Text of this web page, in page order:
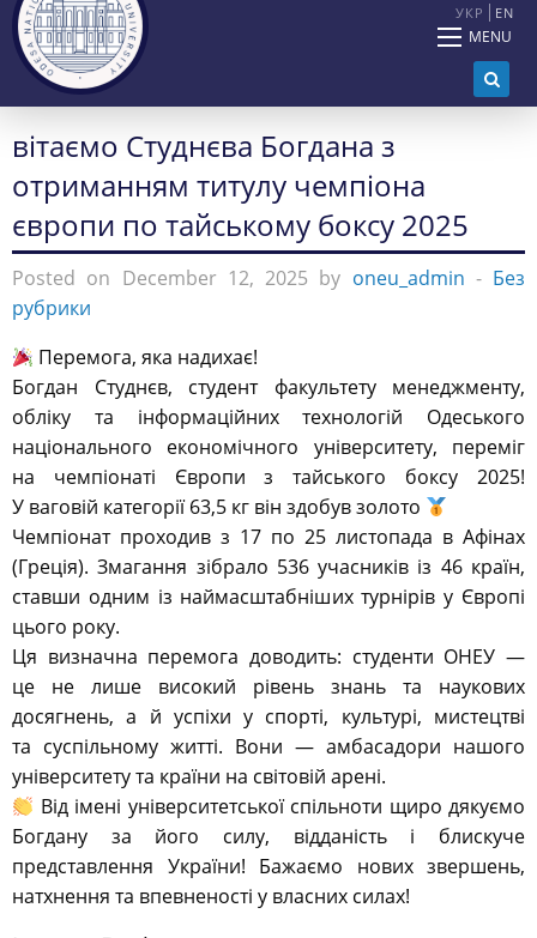
УКР EN
MENU
вітаємо Студнєва Богдана з
отриманням титулу чемпіона
європи по тайському боксу 2025
Posted on December 12, 2025 by oneu_admin - Без
рубрики
Перемога, яка надихає!
Богдан Студнєв, студент факультету менеджменту,
обліку та інформаційних технологій Одеського
національного економічного університету, переміг
на чемпіонаті Європи з тайського боксу 2025!
У ваговій категорії 63,5 кг він здобув золото
Чемпіонат проходив з 17 по 25 листопада в Афінах
(Греція). Змагання зібрало 536 учасників із 46 країн,
ставши одним із наймасштабніших турнірів у Європі
цього року.
Ця визначна перемога доводить: студенти ОНЕУ —
це не лише високий рівень знань та наукових
досягнень, а й успіхи у спорті, культурі, мистецтві
та суспільному житті. Вони — амбасадори нашого
університету та країни на світовій арені.
Від імені університетської спільноти щиро дякуємо
Богдану за його силу, відданість і блискуче
представлення України! Бажаємо нових звершень,
натхнення та впевненості у власних силах!